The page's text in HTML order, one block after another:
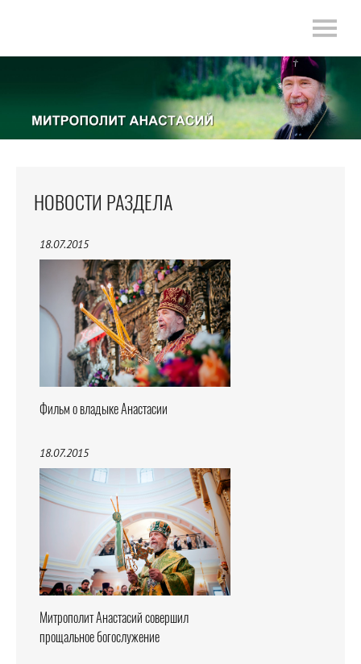
НОВОСТИ РАЗДЕЛА
18.07.2015
Фильм о владыке Анастасии
18.07.2015
Митрополит Анастасий совершил
прощальное богослужение